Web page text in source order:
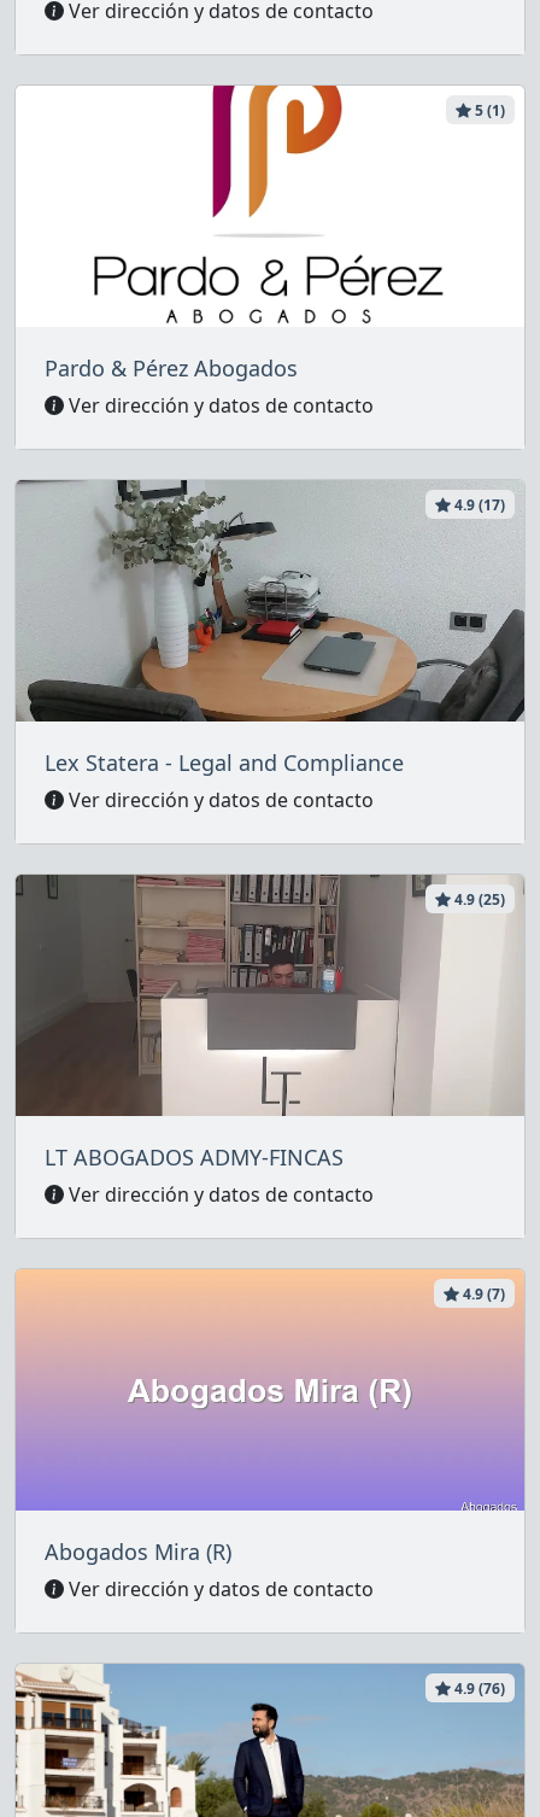
Ver dirección y datos de contacto
5 (1)
Pardo & Pérez Abogados
Ver dirección y datos de contacto
4.9 (17)
Lex Statera - Legal and Compliance
Ver dirección y datos de contacto
4.9 (25)
LT ABOGADOS ADMY-FINCAS
Ver dirección y datos de contacto
4.9 (7)
Abogados Mira (R)
Ver dirección y datos de contacto
4.9 (76)